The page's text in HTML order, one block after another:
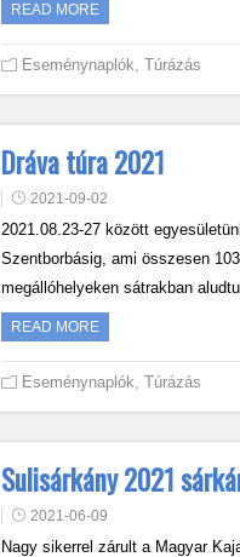
READ MORE
Eseménynaplók, Túrázás
Dráva túra 2021
2021-09-02
2021.08.23-27 között
Szentborbásig, ami összesen
megállóhelyeken sátrakban
READ MORE
Eseménynaplók, Túrázás
Sulisárkány 2021
2021-06-09
Nagy sikerrel zárult a Magyar